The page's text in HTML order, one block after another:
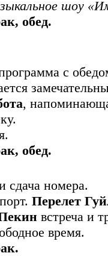
шоу
обед.
с
,
обед.
сдача номера.
Перелет
встреча и
время.